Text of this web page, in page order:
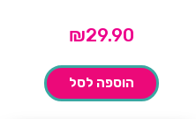
₪29.90
הוספה לסל